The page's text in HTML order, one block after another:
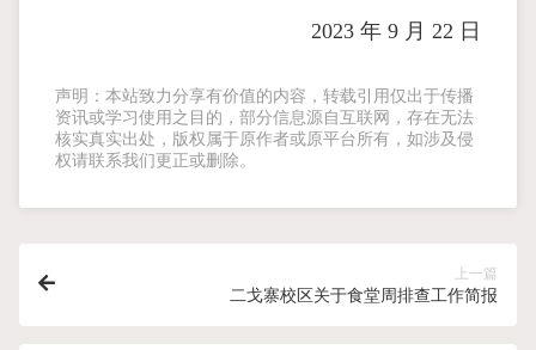
2023 年 9 月 22 日
声明：本站致力分享有价值的内容，转载引用仅出于传播
资讯或学习使用之目的，部分信息源自互联网，存在无法
核实真实出处，版权属于原作者或原平台所有，如涉及侵
权请联系我们更正或删除。
上一篇
二戈寨校区关于食堂周排查工作简报